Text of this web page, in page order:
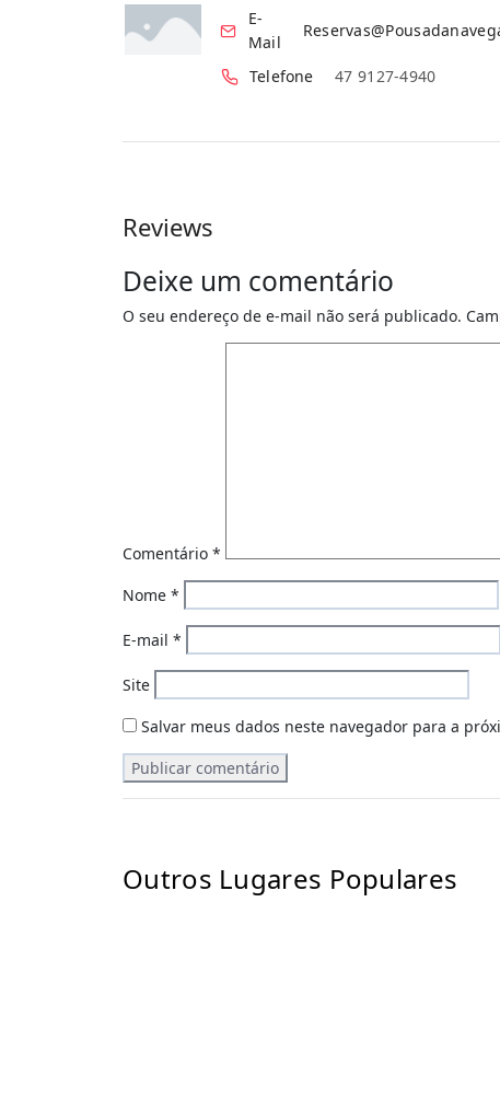
E-
Mail
Telefone 47 9127-4940
Reviews
Deixe um comentário
O seu endereço de e-mail não será publicado.
Comentário *
Nome *
E-mail *
Site
Salvar meus dados neste navegador para a
Outros Lugares Populares